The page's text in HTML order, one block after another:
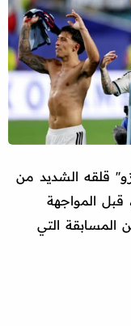
قلقه الشديد من
المواجهة
أمام مصر، ضمن دور الـ16 من المسابقة التي